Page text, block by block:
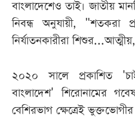
বাংলাদেশেও তাই। জাতীয়
নিবন্ধ অনুযায়ী, "শতকরা
নির্যাতনকারীরা
২০২০ সালে প্রকাশিত
বাংলাদেশ' শিরোনামের
বেশিরভাগ ক্ষেত্রেই